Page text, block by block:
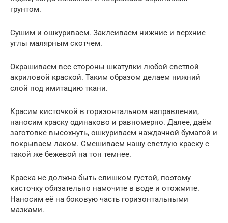
грунтом.
Сушим и ошкуриваем. Заклеиваем нижние и верхние
углы малярным скотчем.
Окрашиваем все стороны шкатулки любой светлой
акриловой краской. Таким образом делаем нижний
слой под имитацию ткани.
Красим кисточкой в горизонтальном направлении,
наносим краску одинаково и равномерно. Далее, даём
заготовке высохнуть, ошкуриваем наждачной бумагой и
покрываем лаком. Смешиваем нашу светлую краску с
такой же бежевой на тон темнее.
Краска не должна быть слишком густой, поэтому
кисточку обязательно намочите в воде и отожмите.
Наносим её на боковую часть горизонтальными
мазками.